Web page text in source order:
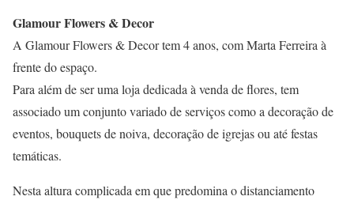
Glamour Flowers & Decor
A Glamour Flowers & Decor tem 4 anos, com Marta Ferreira à
frente do espaço.
Para além de ser uma loja dedicada à venda de flores, tem
associado um conjunto variado de serviços como a decoração de
eventos, bouquets de noiva, decoração de igrejas ou até festas
temáticas.
Nesta altura complicada em que predomina o distanciamento